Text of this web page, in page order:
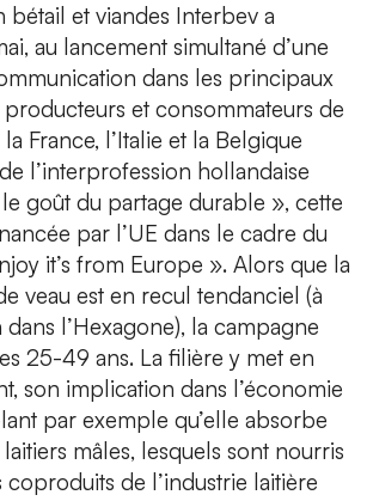
bétail et viandes Interbev a
au lancement simultané d’une
dans les principaux
et consommateurs de
France, l’Italie et la Belgique
l’interprofession hollandaise
goût du partage durable », cette
par l’UE dans le cadre du
it’s from Europe ». Alors que la
veau est en recul tendanciel (à
l’Hexagone), la campagne
25-49 ans. La filière y met en
son implication dans l’économie
par exemple qu’elle absorbe
mâles, lesquels sont nourris
coproduits de l’industrie laitière